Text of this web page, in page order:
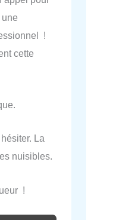
!
cette
La
nuisibles.
!